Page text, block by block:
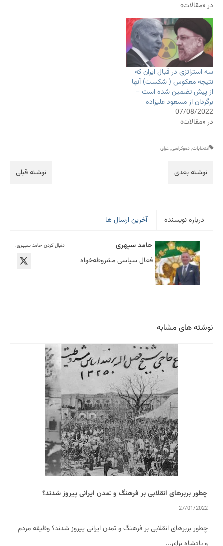
در «مقالات»
سه استراتژی در قبال ایران که
نتیجه معکوس ( شکست) آنها
از پیش تضمین شده است –
برگردان از مسعود علیزاده
07/08/2022
در «مقالات»
انتخابات, دموکراسی, عراق
نوشته قبلی نوشته بعدی
درباره نویسنده آخرین ارسال ها
دنبال کردن حامد سپهری:
حامد سپهری
فعال سیاسی مشروطه‌خواه
نوشته های مشابه
چطور بربرهای انقلابی بر فرهنگ و تمدن ایرانی پیروز شدند؟
27/01/2022
چطور بربرهای انقلابی بر فرهنگ و تمدن ایرانی پیروز شدند؟ وظیفه مردم
و پادشاه برای...